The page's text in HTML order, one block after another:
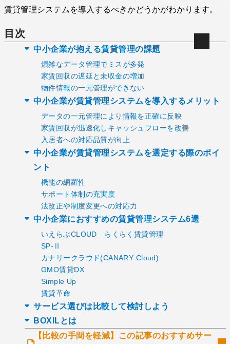
賃貸管理システムを導入するべきかどうかがわかります。
目次
中小企業が抱える賃貸管理の課題
煩雑なデータ管理でミスが多発
家賃回収の遅延と未収金の増加
物件情報の一元管理ができない
中小企業が賃貸管理システムを導入するメリット
データの一元管理により情報を正確に反映
家賃回収が迅速化しキャッシュフローを改善
入居者への対応品質が向上
中小企業が賃貸管理システムを選定する際のポイ
ント
機能の網羅性
サポート体制の充実度
法改正や制度変更への対応力
中小企業におすすめの賃貸管理システム6選
いえらぶCLOUD らくらく賃貸管理
SP-Ⅱ
カナリークラウド(CANARY Cloud)
GMO賃貸DX
Simple Up
賃貸革命
サービス選びは比較して検討しよう
BOXILとは
【比較の手間を軽減】この記事のおすすめサー